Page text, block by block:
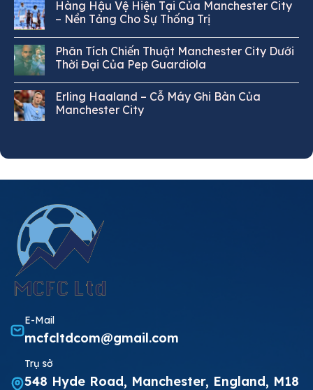
Hàng Hậu Vệ Hiện Tại Của Manchester City
– Nền Tảng Cho Sự Thống Trị
Phân Tích Chiến Thuật Manchester City Dưới
Thời Đại Của Pep Guardiola
Erling Haaland – Cỗ Máy Ghi Bàn Của
Manchester City
E-Mail
mcfcltdcom@gmail.com
Trụ sở
548 Hyde Road, Manchester, England, M18